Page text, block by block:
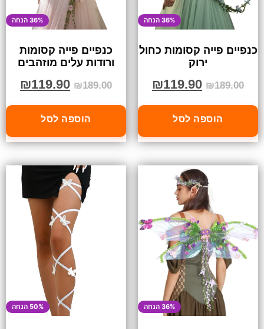
36% הנחה
כנפיים פייה קסומות כחול
ירוק
₪189.00
₪119.90
הוספה לסל
36% הנחה
כנפיים פייה קסומות
ורודות עלים מוזהבים
₪189.00
₪119.90
הוספה לסל
36% הנחה 50% הנחה